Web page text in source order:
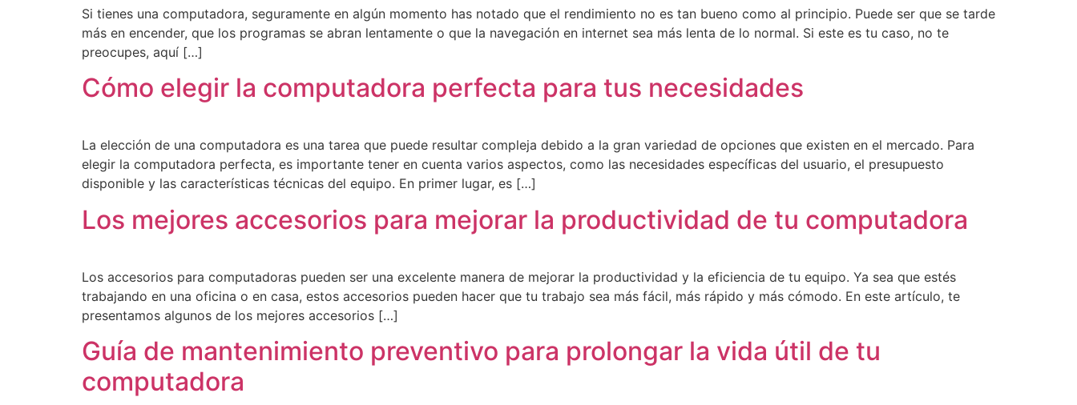
Si tienes una computadora, seguramente en algún momento has notado que el rendimiento no es tan bueno como al principio. Puede ser que se tarde
más en encender, que los programas se abran lentamente o que la navegación en internet sea más lenta de lo normal. Si este es tu caso, no te
preocupes, aquí […]
Cómo elegir la computadora perfecta para tus necesidades
La elección de una computadora es una tarea que puede resultar compleja debido a la gran variedad de opciones que existen en el mercado. Para
elegir la computadora perfecta, es importante tener en cuenta varios aspectos, como las necesidades específicas del usuario, el presupuesto
disponible y las características técnicas del equipo. En primer lugar, es […]
Los mejores accesorios para mejorar la productividad de tu computadora
Los accesorios para computadoras pueden ser una excelente manera de mejorar la productividad y la eficiencia de tu equipo. Ya sea que estés
trabajando en una oficina o en casa, estos accesorios pueden hacer que tu trabajo sea más fácil, más rápido y más cómodo. En este artículo, te
presentamos algunos de los mejores accesorios […]
Guía de mantenimiento preventivo para prolongar la vida útil de tu
computadora